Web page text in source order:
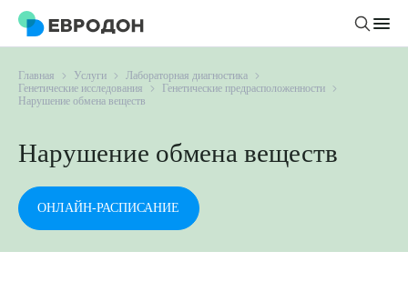
Личный кабинет
О компании
Новости
Статьи
Руководство клиники
Врачи
Услуги и цены
Главная Услуги
Лабораторная диагностика
Генетические исследования
Генетические предрасположенности
Нарушение обмена веществ
Нарушение обмена веществ
ОНЛАЙН-РАСПИСАНИЕ